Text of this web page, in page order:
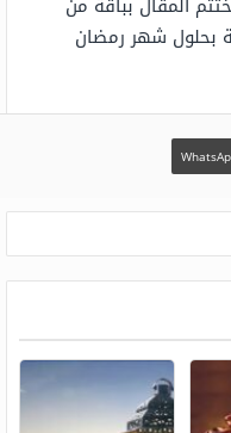
بحلول شهر رمضان